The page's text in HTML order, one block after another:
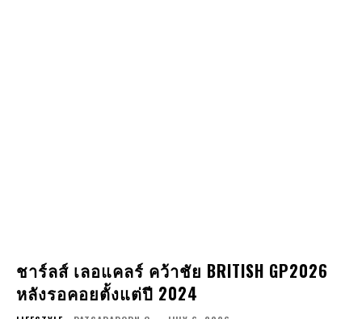
ชาร์ลส์ เลอแคลร์ คว้าชัย BRITISH GP2026
หลังรอคอยตั้งแต่ปี 2024